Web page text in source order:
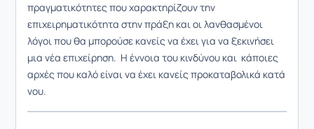
πραγματικότητες που χαρακτηρίζουν την
επιχειρηματικότητα στην πράξη και οι λανθασμένοι
λόγοι που θα μπορούσε κανείς να έχει για να ξεκινήσει
μια νέα επιχείρηση. Η έννοια του κινδύνου και κάποιες
αρχές που καλό είναι να έχει κανείς προκαταβολικά κατά
νου.